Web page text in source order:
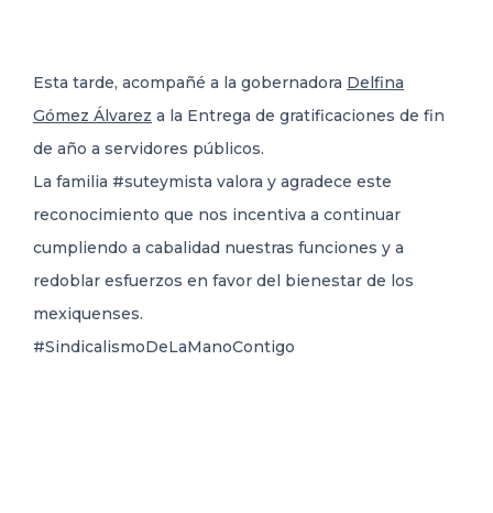
Esta tarde, acompañé a la gobernadora Delfina
Gómez Álvarez a la Entrega de gratificaciones de fin
de año a servidores públicos.
La familia #suteymista valora y agradece este
reconocimiento que nos incentiva a continuar
cumpliendo a cabalidad nuestras funciones y a
redoblar esfuerzos en favor del bienestar de los
mexiquenses.
#SindicalismoDeLaManoContigo